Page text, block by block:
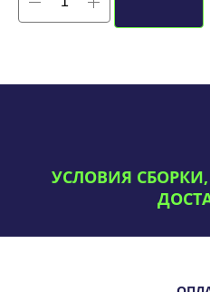
УСЛОВИЯ